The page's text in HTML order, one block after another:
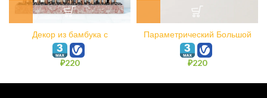
Декор из бамбука с
фундаментом хаотично
₽220
Параметрический Большой
зал
₽220